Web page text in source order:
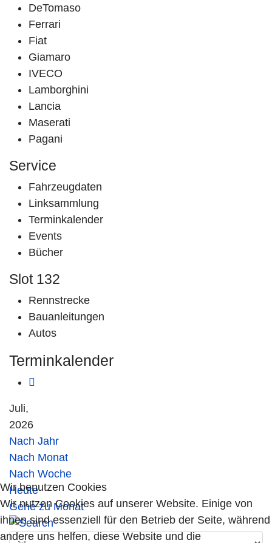
DeTomaso
Ferrari
Fiat
Giamaro
IVECO
Lamborghini
Lancia
Maserati
Pagani
Service
Fahrzeugdaten
Linksammlung
Terminkalender
Events
Bücher
Slot 132
Rennstrecke
Bauanleitungen
Autos
Terminkalender
Juli,
2026
Nach Jahr
Nach Monat
Nach Woche
Heute
Gehe zu Monat
Wir benutzen Cookies
Wir nutzen Cookies auf unserer Website. Einige von
ihnen sind essenziell für den Betrieb der Seite, während
andere uns helfen, diese Website und die